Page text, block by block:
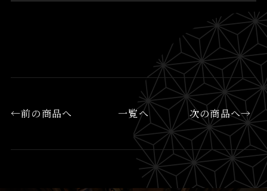
←前の商品へ 一覧へ 次の商品へ→